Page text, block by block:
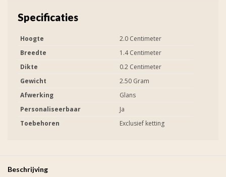
Specificaties
Hoogte
2.0 Centimeter
Breedte
1.4 Centimeter
Dikte
0.2 Centimeter
Gewicht
2.50 Gram
Afwerking
Glans
Personaliseerbaar
Ja
Toebehoren
Exclusief ketting
Beschrijving